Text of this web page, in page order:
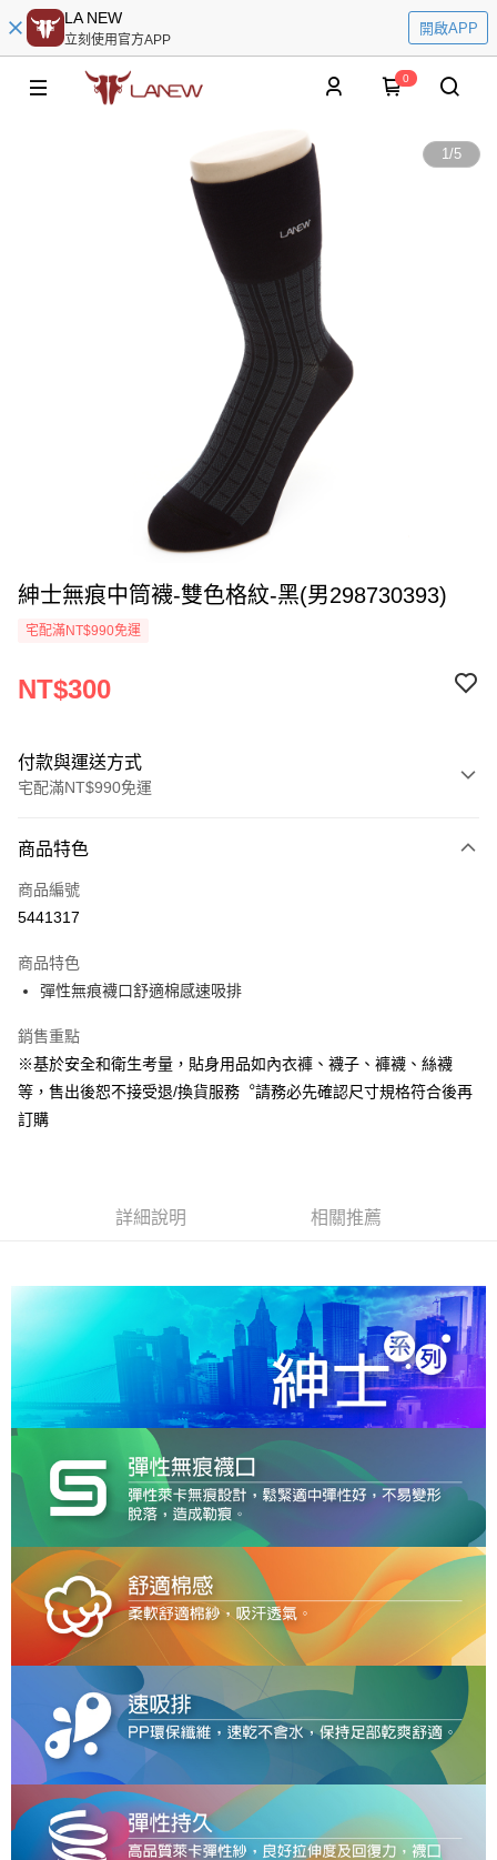
LA NEW
立刻使用官方APP
開啟APP
0
1/5
紳士無痕中筒襪-雙色格紋-黑(男298730393)
宅配滿NT$990免運
NT$300
付款與運送方式
宅配滿NT$990免運
信用卡一次付款
LINE Pay
悠遊付
Google Pay
全盈+PAY
ATM付款
每筆NT$80，滿NT$990(含以上)免運費
每筆NT$80，滿NT$699(含以上)免運費
商品特色
商品編號
5441317
商品特色
彈性無痕襪口舒適棉感速吸排
銷售重點
※基於安全和衛生考量，貼身用品如內衣褲、襪子、褲襪、絲襪
等，售出後恕不接受退/換貨服務︒請務必先確認尺寸規格符合後再
訂購
詳細說明 相關推薦